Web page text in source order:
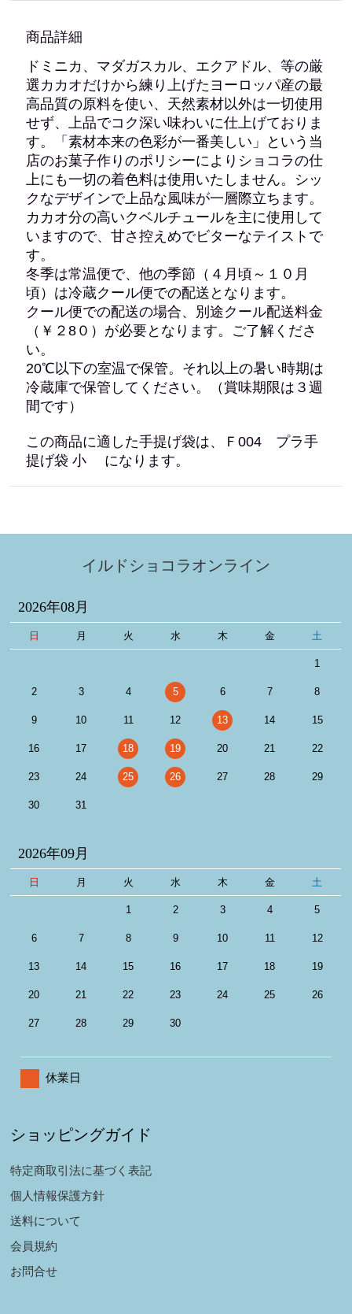
商品詳細
ドミニカ、マダガスカル、エクアドル、等の厳
選カカオだけから練り上げたヨーロッパ産の最
高品質の原料を使い、天然素材以外は一切使用
せず、上品でコク深い味わいに仕上げておりま
す。
「素材本来の色彩が一番美しい」という当
店のお菓子作りのポリシーによりショコラの仕
上にも一切の着色料は使用いたしません。シッ
クなデザインで上品な風味が一層際立ちます。
カカオ分の高いクベルチュールを主に使用して
いますので、甘さ控えめでビターなテイストで
す。
冬季は常温便で、他の季節（４月頃～１０月
頃）は冷蔵クール便での配送となります。
クール便での配送の場合、別途クール配送料金
（￥２8０）が必要となります。ご了解くださ
い。
20℃以下の室温で保管。それ以上の暑い時期は
冷蔵庫で保管してください。（賞味期限は３週
間です）
この商品に適した手提げ袋は、Ｆ004 プラ手
提げ袋 小 になります。
イルドショコラオンライン
2026年08月
日 月 火 水 木 金 土
1
2 3 4 5 6 7 8
9 10 11 12 13 14 15
16 17 18 19 20 21 22
23 24 25 26 27 28 29
30 31
2026年09月
日 月 火 水 木 金 土
1 2 3 4 5
6 7 8 9 10 11 12
13 14 15 16 17 18 19
20 21 22 23 24 25 26
27 28 29 30
休業日
ショッピングガイド
特定商取引法に基づく表記
個人情報保護方針
送料について
会員規約
お問合せ